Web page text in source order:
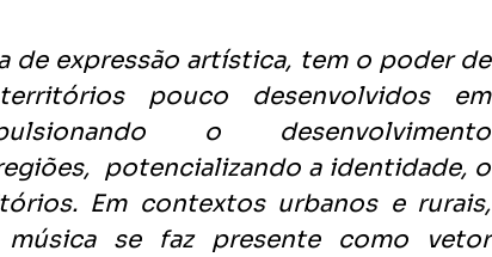
de expressão artística, tem o poder de
pouco desenvolvidos em
o desenvolvimento
potencializando a identidade, o
Em contextos urbanos e rurais,
se faz presente como vetor